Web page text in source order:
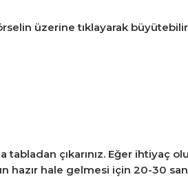
üzerine tıklayarak
tabladan çıkarınız. Eğer
hazır hale gelmesi için 20-